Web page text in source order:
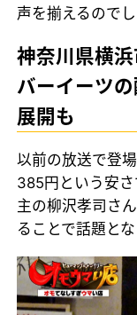
声を揃えるのでし
神奈川県横
バーイーツ
展開も
以前の放送で登
385円という安
主の柳沢孝司さ
ることで話題とな